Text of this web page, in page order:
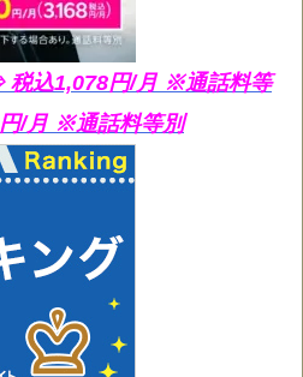
込1,078円/月 ※通話料等
/月 ※通話料等別